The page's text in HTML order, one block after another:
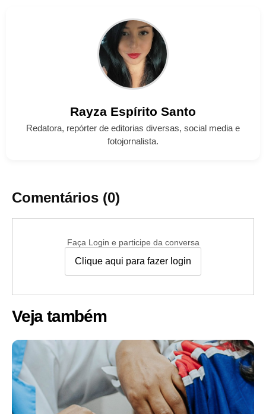
Rayza Espírito Santo
Redatora, repórter de editorias diversas, social media e
fotojornalista.
Comentários (0)
Faça Login e participe da conversa
Clique aqui para fazer login
Veja também